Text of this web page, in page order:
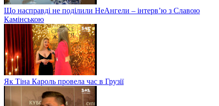
Що насправді не поділили НеАнгели – інтерв’ю з Славою
Камінською
Як Тіна Кароль провела час в Грузії